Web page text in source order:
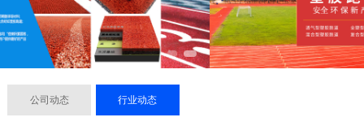
公司动态 行业动态